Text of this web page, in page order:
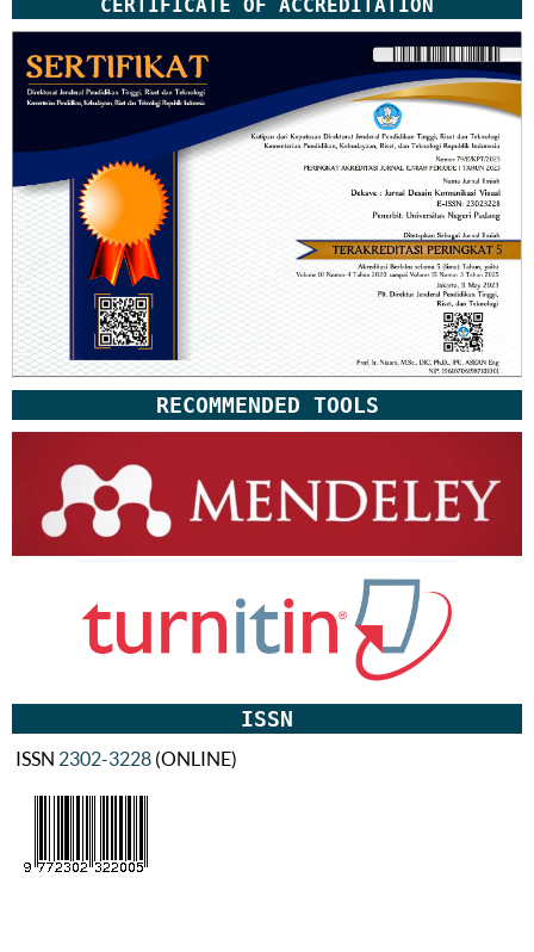
CERTIFICATE OF ACCREDITATION
RECOMMENDED TOOLS
ISSN
ISSN 2302-3228 (ONLINE)